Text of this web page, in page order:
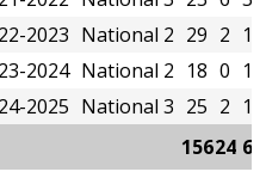
2023 National 2 29 2 1
2024 National 2 18 0 1
2025 National 3 25 2 1
15624 6